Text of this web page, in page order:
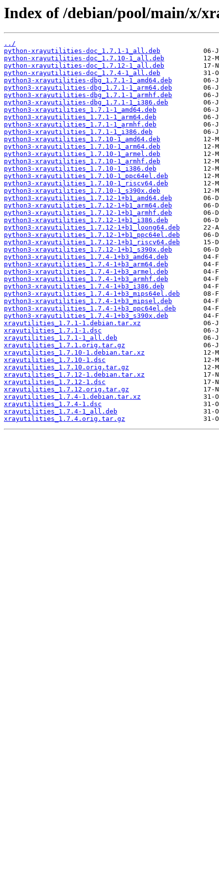
Index of /debian/pool/main/x/
../
python-xrayutilities-doc_1.7.1-1_all.deb
python-xrayutilities-doc_1.7.10-1_all.deb
python-xrayutilities-doc_1.7.12-1_all.deb
python-xrayutilities-doc_1.7.4-1_all.deb
python3-xrayutilities-dbg_1.7.1-1_amd64.deb
python3-xrayutilities-dbg_1.7.1-1_arm64.deb
python3-xrayutilities-dbg_1.7.1-1_armhf.deb
python3-xrayutilities-dbg_1.7.1-1_i386.deb
python3-xrayutilities_1.7.1-1_amd64.deb
python3-xrayutilities_1.7.1-1_arm64.deb
python3-xrayutilities_1.7.1-1_armhf.deb
python3-xrayutilities_1.7.1-1_i386.deb
python3-xrayutilities_1.7.10-1_amd64.deb
python3-xrayutilities_1.7.10-1_arm64.deb
python3-xrayutilities_1.7.10-1_armel.deb
python3-xrayutilities_1.7.10-1_armhf.deb
python3-xrayutilities_1.7.10-1_i386.deb
python3-xrayutilities_1.7.10-1_ppc64el.deb
python3-xrayutilities_1.7.10-1_riscv64.deb
python3-xrayutilities_1.7.10-1_s390x.deb
python3-xrayutilities_1.7.12-1+b1_amd64.deb
python3-xrayutilities_1.7.12-1+b1_arm64.deb
python3-xrayutilities_1.7.12-1+b1_armhf.deb
python3-xrayutilities_1.7.12-1+b1_i386.deb
python3-xrayutilities_1.7.12-1+b1_loong64.deb
python3-xrayutilities_1.7.12-1+b1_ppc64el.deb
python3-xrayutilities_1.7.12-1+b1_riscv64.deb
python3-xrayutilities_1.7.12-1+b1_s390x.deb
python3-xrayutilities_1.7.4-1+b3_amd64.deb
python3-xrayutilities_1.7.4-1+b3_arm64.deb
python3-xrayutilities_1.7.4-1+b3_armel.deb
python3-xrayutilities_1.7.4-1+b3_armhf.deb
python3-xrayutilities_1.7.4-1+b3_i386.deb
python3-xrayutilities_1.7.4-1+b3_mips64el.deb
python3-xrayutilities_1.7.4-1+b3_mipsel.deb
python3-xrayutilities_1.7.4-1+b3_ppc64el.deb
python3-xrayutilities_1.7.4-1+b3_s390x.deb
xrayutilities_1.7.1-1.debian.tar.xz
xrayutilities_1.7.1-1.dsc
xrayutilities_1.7.1-1_all.deb
xrayutilities_1.7.1.orig.tar.gz
xrayutilities_1.7.10-1.debian.tar.xz
xrayutilities_1.7.10-1.dsc
xrayutilities_1.7.10.orig.tar.gz
xrayutilities_1.7.12-1.debian.tar.xz
xrayutilities_1.7.12-1.dsc
xrayutilities_1.7.12.orig.tar.gz
xrayutilities_1.7.4-1.debian.tar.xz
xrayutilities_1.7.4-1.dsc
xrayutilities_1.7.4-1_all.deb
xrayutilities_1.7.4.orig.tar.gz